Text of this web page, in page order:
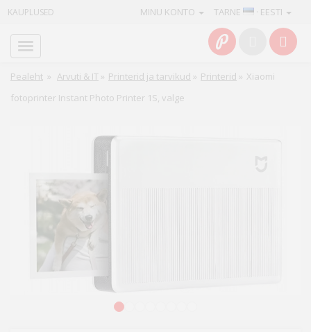
KAUPLUSED TARNE · EESTI
MINU KONTO
Pealeht » Arvuti & IT » Printerid ja tarvikud » Printerid » Xiaomi
fotoprinter Instant Photo Printer 1S, valge
Info
Teenused
Arvuti